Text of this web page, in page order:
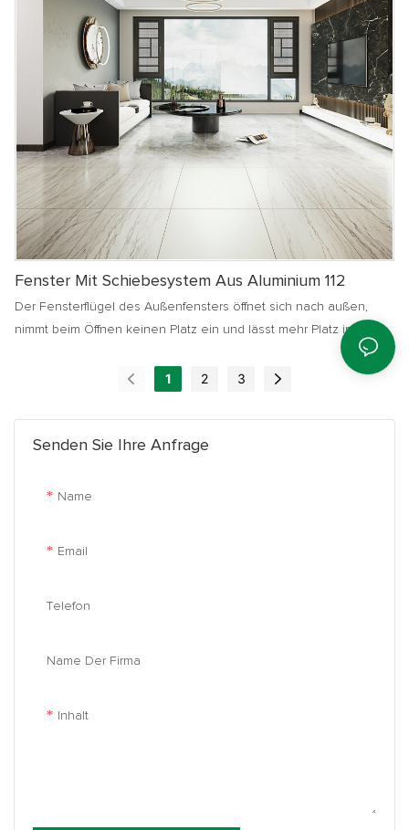
Senden Sie Ihre Anfrage
Name
Email
Telefon
Name Der Firma
Inhalt
Fenster Mit Schiebesystem Aus Aluminium 112
Der Fensterflügel des Außenfensters öffnet sich nach außen,
nimmt beim Öffnen keinen Platz ein und lässt mehr Platz im
beeinträchtigen. Es eignet sich für die Gestaltung von Möbeln
1 2 3